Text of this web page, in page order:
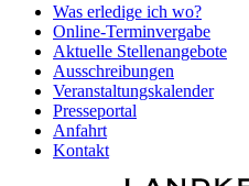
Was erledige ich wo?
Online-Terminvergabe
Aktuelle Stellenangebote
Ausschreibungen
Veranstaltungskalender
Presseportal
Anfahrt
Kontakt